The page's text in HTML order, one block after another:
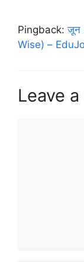
Pingback:जून
Wise) –
Leave